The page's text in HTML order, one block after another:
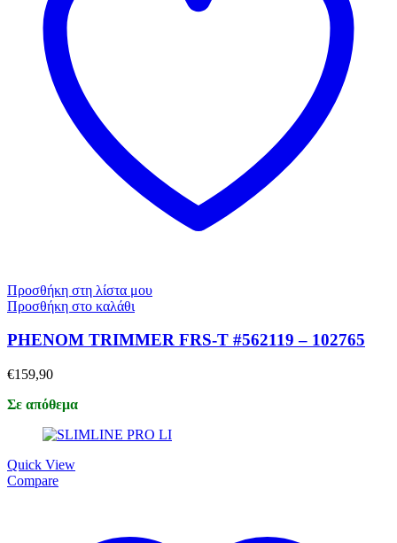
Προσθήκη στη λίστα μου
Προσθήκη στο καλάθι
PHENOM TRIMMER FRS-T #562119 – 102765
€159,90
Σε απόθεμα
Quick View
Compare